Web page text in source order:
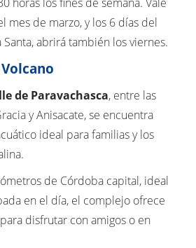
mes de marzo, y los 6 días del
Santa, abrirá también los viernes.
de Paravachasca, entre las
y Anisacate, se encuentra
ideal para familias y los
de Córdoba capital, ideal
en el día, el complejo ofrece
disfrutar con amigos o en